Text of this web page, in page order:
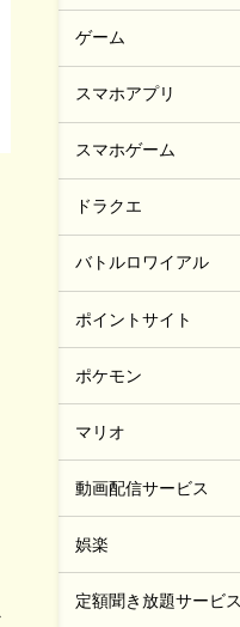
ゲーム
スマホアプリ
スマホゲーム
ドラクエ
バトルロワイアル
ポイントサイト
ポケモン
マリオ
動画配信サービス
娯楽
定額聞き放題サービス